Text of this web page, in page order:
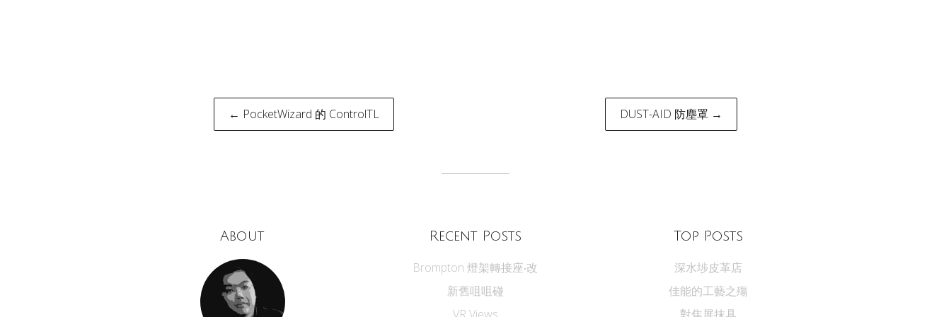
Post
← PocketWizard 的 ControlTL DUST-AID 防塵罩 →
About Recent Posts
Brompton 燈架轉接座‧改
新舊咀咀碰
Top Posts
深水埗皮革店
佳能的工藝之殤